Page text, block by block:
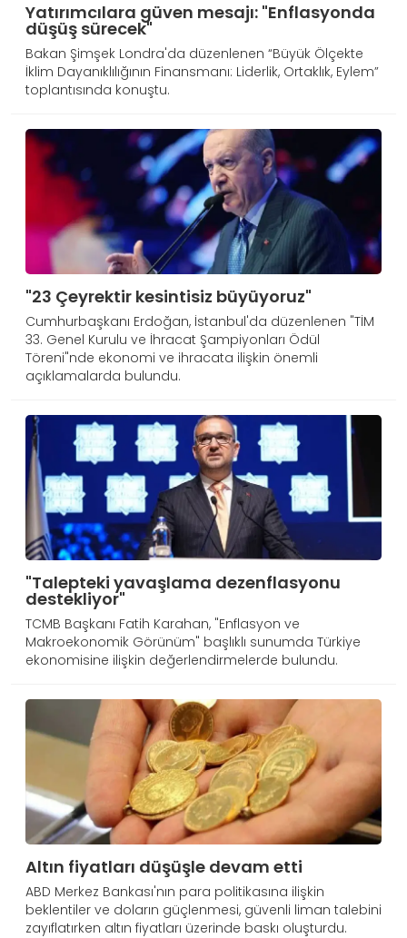
Yatırımcılara güven mesajı: "Enflasyonda
düşüş sürecek"
Bakan Şimşek Londra'da düzenlenen “Büyük Ölçekte
İklim Dayanıklılığının Finansmanı: Liderlik, Ortaklık, Eylem”
toplantısında konuştu.
"23 Çeyrektir kesintisiz büyüyoruz"
Cumhurbaşkanı Erdoğan, İstanbul'da düzenlenen "TİM
33. Genel Kurulu ve İhracat Şampiyonları Ödül
Töreni"nde ekonomi ve ihracata ilişkin önemli
açıklamalarda bulundu.
"Talepteki yavaşlama dezenflasyonu
destekliyor"
TCMB Başkanı Fatih Karahan, "Enflasyon ve
Makroekonomik Görünüm" başlıklı sunumda Türkiye
ekonomisine ilişkin değerlendirmelerde bulundu.
Altın fiyatları düşüşle devam etti
ABD Merkez Bankası'nın para politikasına ilişkin
beklentiler ve doların güçlenmesi, güvenli liman talebini
zayıflatırken altın fiyatları üzerinde baskı oluşturdu.